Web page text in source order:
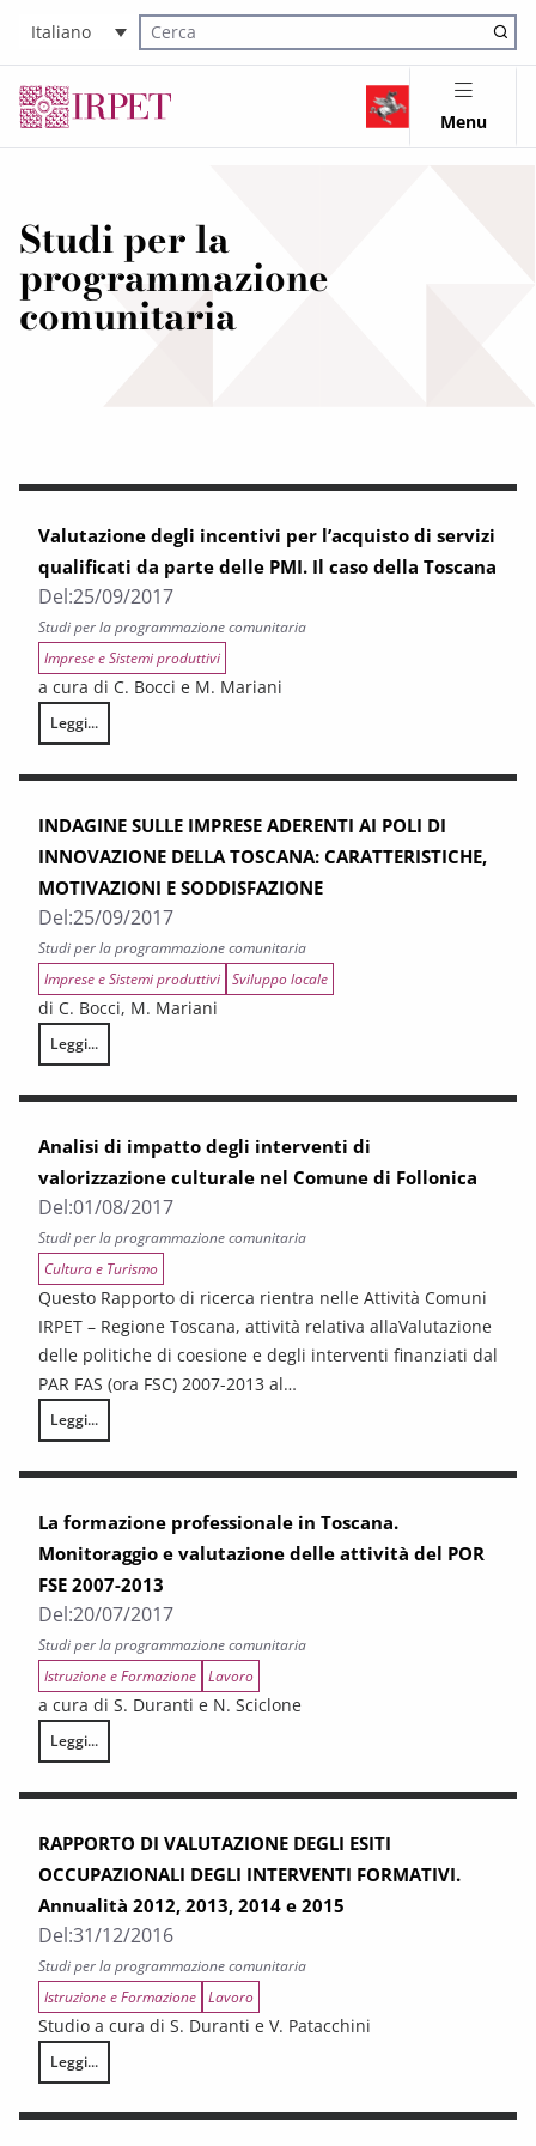
Italiano
Cerca nel sito
Menu
Studi per la
programmazione
comunitaria
Valutazione degli incentivi per l’acquisto di servizi
qualificati da parte delle PMI. Il caso della Toscana
Del:25/09/2017
Studi per la programmazione comunitaria
Imprese e Sistemi produttivi
a cura di C. Bocci e M. Mariani
Leggi...
Valutazione degli incentivi per l’acquisto di servizi qualificati da parte
INDAGINE SULLE IMPRESE ADERENTI AI POLI DI
INNOVAZIONE DELLA TOSCANA: CARATTERISTICHE,
MOTIVAZIONI E SODDISFAZIONE
Del:25/09/2017
Studi per la programmazione comunitaria
Imprese e Sistemi produttivi Sviluppo locale
di C. Bocci, M. Mariani
Leggi...
INDAGINE SULLE IMPRESE ADERENTI AI POLI DI INNOVAZIONE
Analisi di impatto degli interventi di
valorizzazione culturale nel Comune di Follonica
Del:01/08/2017
Studi per la programmazione comunitaria
Cultura e Turismo
Questo Rapporto di ricerca rientra nelle Attività Comuni
IRPET – Regione Toscana, attività relativa allaValutazione
delle politiche di coesione e degli interventi finanziati dal
PAR FAS (ora FSC) 2007-2013 al…
Leggi...
Analisi di impatto degli interventi di valorizzazione culturale nel
La formazione professionale in Toscana.
Monitoraggio e valutazione delle attività del POR
FSE 2007-2013
Del:20/07/2017
Studi per la programmazione comunitaria
Istruzione e Formazione Lavoro
a cura di S. Duranti e N. Sciclone
Leggi...
La formazione professionale in Toscana. Monitoraggio e valutazione
RAPPORTO DI VALUTAZIONE DEGLI ESITI
OCCUPAZIONALI DEGLI INTERVENTI FORMATIVI.
Annualità 2012, 2013, 2014 e 2015
Del:31/12/2016
Studi per la programmazione comunitaria
Istruzione e Formazione Lavoro
Studio a cura di S. Duranti e V. Patacchini
Leggi...
RAPPORTO DI VALUTAZIONE DEGLI ESITI OCCUPAZIONALI DEGLI